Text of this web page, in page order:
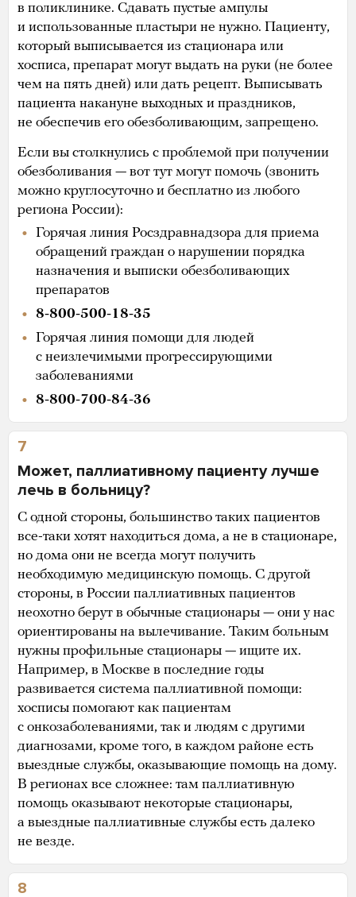
в поликлинике. Сдавать пустые ампулы
и использованные пластыри не нужно. Пациенту,
который выписывается из стационара или
хосписа, препарат могут выдать на руки (не более
чем на пять дней) или дать рецепт. Выписывать
пациента накануне выходных и праздников,
не обеспечив его обезболивающим, запрещено.
Если вы столкнулись с проблемой при получении
обезболивания — вот тут могут помочь (звонить
можно круглосуточно и бесплатно из любого
региона России):
Горячая линия Росздравнадзора для приема
обращений граждан о нарушении порядка
назначения и выписки обезболивающих
препаратов
8-800-500-18-35
Горячая линия помощи для людей
с неизлечимыми прогрессирующими
заболеваниями
8-800-700-84-36
7
Может, паллиативному пациенту лучше
лечь в больницу?
С одной стороны, большинство таких пациентов
все-таки хотят находиться дома, а не в стационаре,
но дома они не всегда могут получить
необходимую медицинскую помощь. С другой
стороны, в России паллиативных пациентов
неохотно берут в обычные стационары — они у нас
ориентированы на вылечивание. Таким больным
нужны профильные стационары — ищите их.
Например, в Москве в последние годы
развивается система паллиативной помощи:
хосписы помогают как пациентам
с онкозаболеваниями, так и людям с другими
диагнозами, кроме того, в каждом районе есть
выездные службы, оказывающие помощь на дому.
В регионах все сложнее: там паллиативную
помощь оказывают некоторые стационары,
а выездные паллиативные службы есть далеко
не везде.
8